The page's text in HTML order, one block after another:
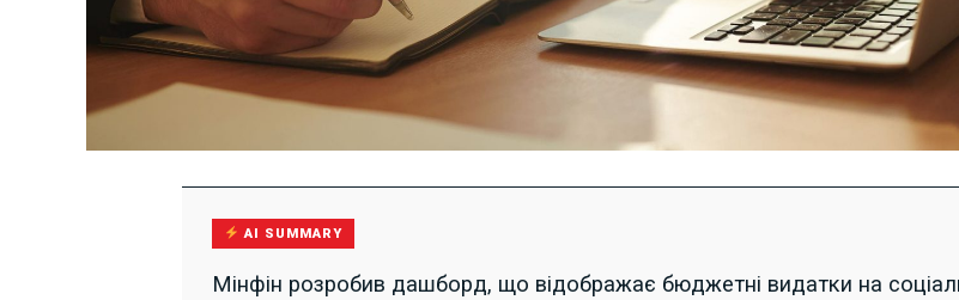
AI SUMMARY
Мінфін розробив дашборд, що відображає бюджетні видатки на